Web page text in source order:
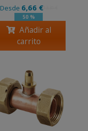
Desde 6,66 €13,31 €
50 %
Añadir al
carrito